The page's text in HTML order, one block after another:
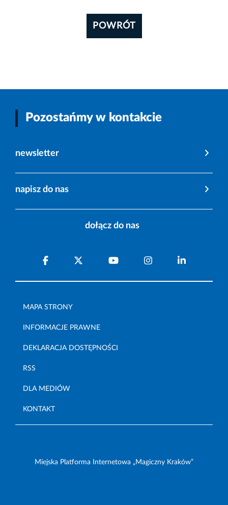
POWRÓT
Pozostańmy w kontakcie
newsletter
napisz do nas
dołącz do nas
MAPA STRONY
INFORMACJE PRAWNE
DEKLARACJA DOSTĘPNOŚCI
RSS
DLA MEDIÓW
KONTAKT
Miejska Platforma Internetowa „Magiczny Kraków”